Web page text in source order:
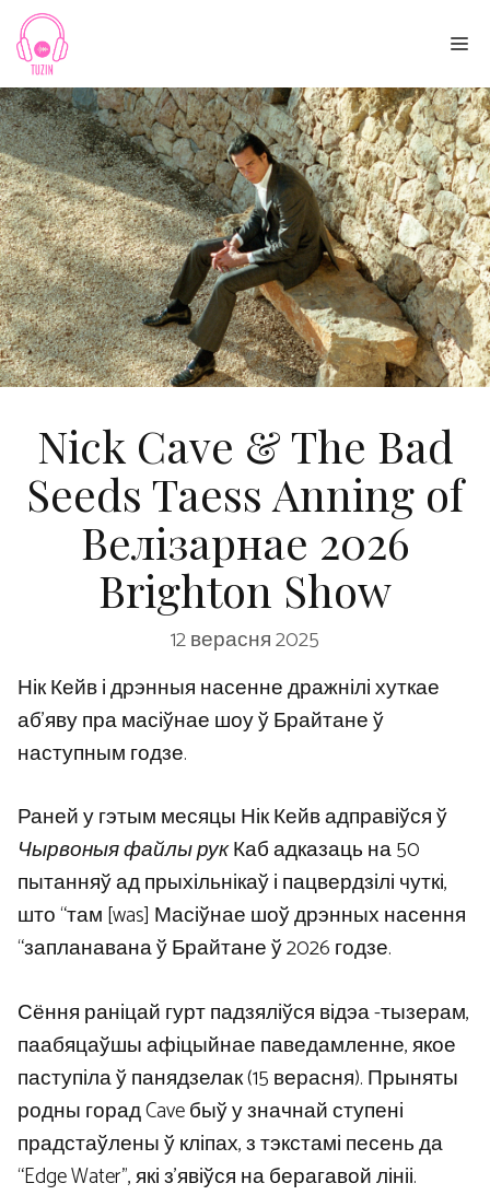
Skip
content
Nick Cave & The Bad
Seeds Taess Anning of
Велізарнае 2026
Brighton Show
12 верасня 2025
Нік Кейв і дрэнныя насенне дражнілі хуткае
аб’яву пра масіўнае шоу ў Брайтане ў
наступным годзе.
Раней у гэтым месяцы Нік Кейв адправіўся ў
Чырвоныя файлы рукКаб адказаць на 50
пытанняў ад прыхільнікаў і пацвердзілі чуткі,
што “там [was] Масіўнае шоў дрэнных насення
“запланавана ў Брайтане ў 2026 годзе.
Сёння раніцай гурт падзяліўся відэа -тызерам,
паабяцаўшы афіцыйнае паведамленне, якое
паступіла ў панядзелак (15 верасня). Прыняты
родны горад Cave быў у значнай ступені
прадстаўлены ў кліпах, з тэкстамі песень да
“Edge Water”, які з’явіўся на берагавой лініі.